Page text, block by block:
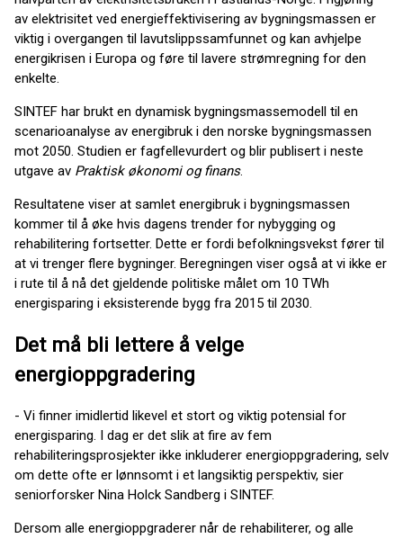
av elektrisitet ved energieffektivisering av bygningsmassen er
viktig i overgangen til lavutslippssamfunnet og kan avhjelpe
energikrisen i Europa og føre til lavere strømregning for den
enkelte.
SINTEF har brukt en dynamisk bygningsmassemodell til en
scenarioanalyse av energibruk i den norske bygningsmassen
mot 2050. Studien er fagfellevurdert og blir publisert i neste
utgave av Praktisk økonomi og finans.
Resultatene viser at samlet energibruk i bygningsmassen
kommer til å øke hvis dagens trender for nybygging og
rehabilitering fortsetter. Dette er fordi befolkningsvekst fører til
at vi trenger flere bygninger. Beregningen viser også at vi ikke er
i rute til å nå det gjeldende politiske målet om 10 TWh
energisparing i eksisterende bygg fra 2015 til 2030.
Det må bli lettere å velge
energioppgradering
- Vi finner imidlertid likevel et stort og viktig potensial for
energisparing. I dag er det slik at fire av fem
rehabiliteringsprosjekter ikke inkluderer energioppgradering, selv
om dette ofte er lønnsomt i et langsiktig perspektiv, sier
seniorforsker Nina Holck Sandberg i SINTEF.
Dersom alle energioppgraderer når de rehabiliterer, og alle